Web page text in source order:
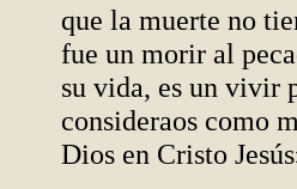
que la muerte no
fue un morir al
su vida, es un vivir
consideraos como
Dios en Cristo